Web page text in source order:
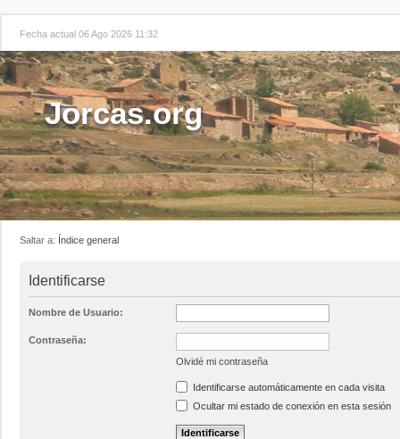
Fecha actual 06 Ago 2026 11:32
Jorcas.org
Saltar a: Índice general
Identificarse
Nombre de Usuario:
Contraseña:
Olvidé mi contraseña
Identificarse automáticamente en cada visita
Ocultar mi estado de conexión en esta sesión